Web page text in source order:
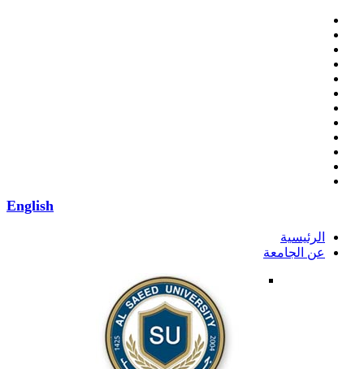
English
الرئيسية
عن الجامعة